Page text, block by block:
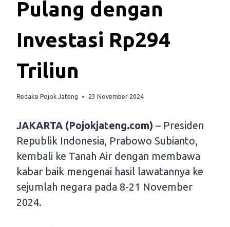
Pulang dengan
Investasi Rp294
Triliun
Redaksi Pojok Jateng 23 November 2024
JAKARTA (Pojokjateng.com) – Presiden
Republik Indonesia, Prabowo Subianto,
kembali ke Tanah Air dengan membawa
kabar baik mengenai hasil lawatannya ke
sejumlah negara pada 8-21 November
2024.